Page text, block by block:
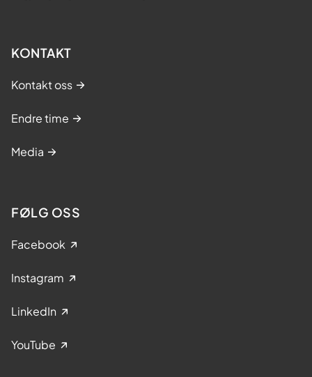
KONTAKT
Kontakt oss
Endre time
Media
FØLG OSS
Facebook
Instagram
LinkedIn
YouTube